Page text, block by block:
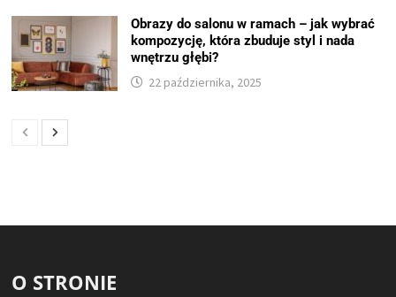
Obrazy do salonu w ramach – jak wybrać
kompozycję, która zbuduje styl i nada
wnętrzu głębi?
22 października, 2025
O STRONIE